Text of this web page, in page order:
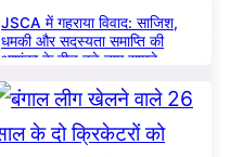
JSCA में गहराया विवाद: साजिश,
धमकी और सदस्यता समाप्ति की
आशंका के बीच बड़े नाम सामने